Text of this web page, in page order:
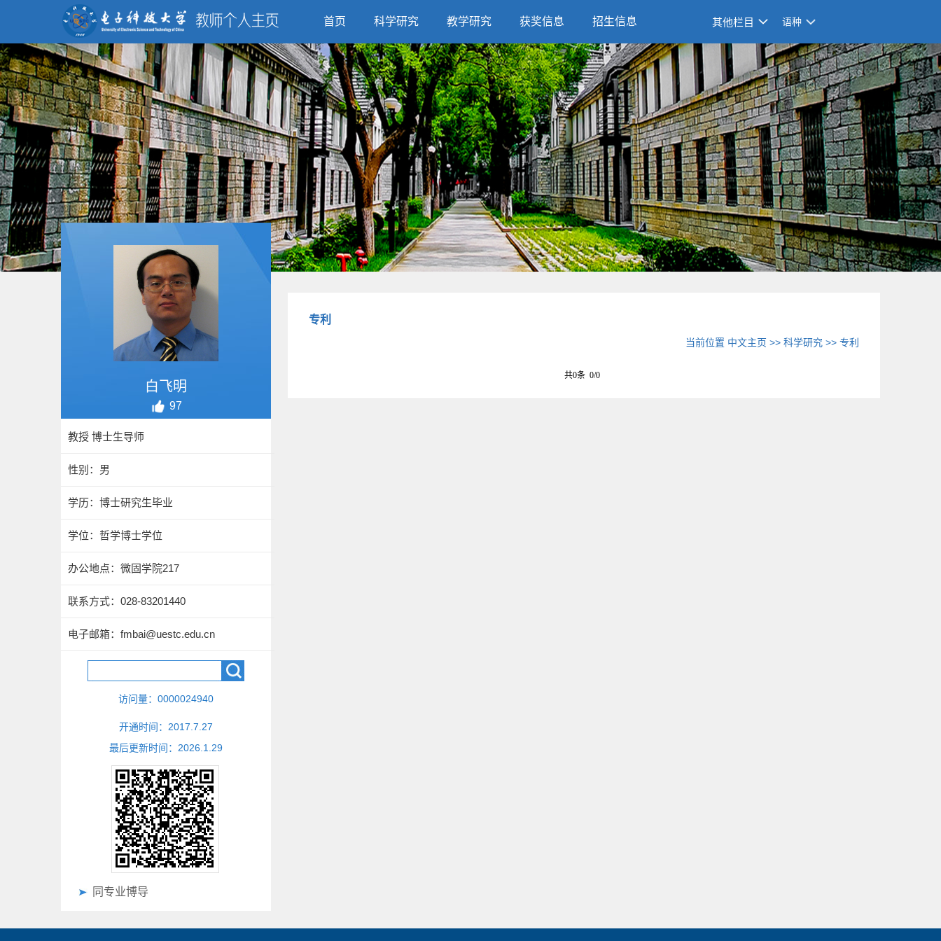
首页 科学研究 教学研究 获奖信息 招生信息 其他栏目 语种
白飞明
97
教授 博士生导师
性别：男
学历：博士研究生毕业
学位：哲学博士学位
办公地点：微固学院217
联系方式： 028-83201440
电子邮箱： fmbai@uestc.edu.cn
访问量： 0000024940
开通时间： 2017 7 27
最后更新时间： 2026 1 29
同专业博导
专利
当前位置 中文主页 >>科学研究 >>专利
共0条 0/0